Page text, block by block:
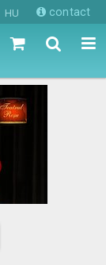
HU contact